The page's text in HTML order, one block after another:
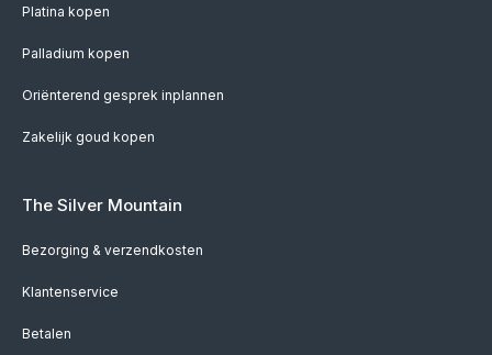
Platina kopen
Palladium kopen
Oriënterend gesprek inplannen
Zakelijk goud kopen
The Silver Mountain
Bezorging & verzendkosten
Klantenservice
Betalen